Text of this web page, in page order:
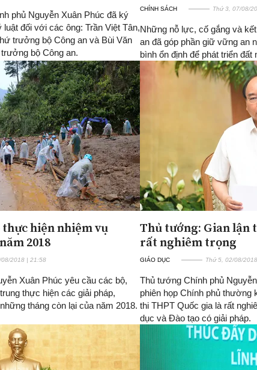
phủ Nguyễn Xuân Phúc đã ký
đối với các ông: Trần Việt Tân,
trưởng bộ Công an và Bùi Văn
bộ Công an.
CHÍNH SÁCH Thứ 3, 07/08/
Những nỗ lực, cố gắng và
an đã góp phần giữ vững an
bình ổn định để phát triển đất
hiện nhiệm vụ
2018
08/2018 | 21:58
Xuân Phúc yêu cầu các bộ,
thực hiện các giải pháp,
tháng còn lại của năm 2018.
Thủ tướng: Gian lận
rất nghiêm trọng
GIÁO DỤC Thứ 5, 02/08/
Thủ tướng Chính phủ
phiên họp Chính phủ thường
thi THPT Quốc gia là rất
dục và Đào tạo có giải pháp.